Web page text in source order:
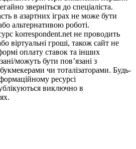
зверніться до спеціаліста.
в азартних іграх не може бути
альтернативою роботі.
korrespondent.net не проводить
віртуальні гроші, також сайт не
оплату ставок та інших
можуть бути пов’язані з
чи тоталізаторами. Будь-
ресурсі
виключно в